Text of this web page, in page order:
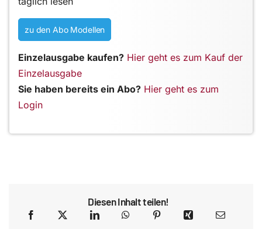
zu den Abo Modellen
Einzelausgabe kaufen? Hier geht es zum Kauf der
Einzelausgabe
Sie haben bereits ein Abo? Hier geht es zum
Login
Diesen Inhalt teilen!